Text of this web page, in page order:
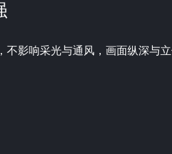
不影响采光与通风，画面纵深与